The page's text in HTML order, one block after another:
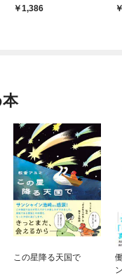
版］1,386
この星降る天国で